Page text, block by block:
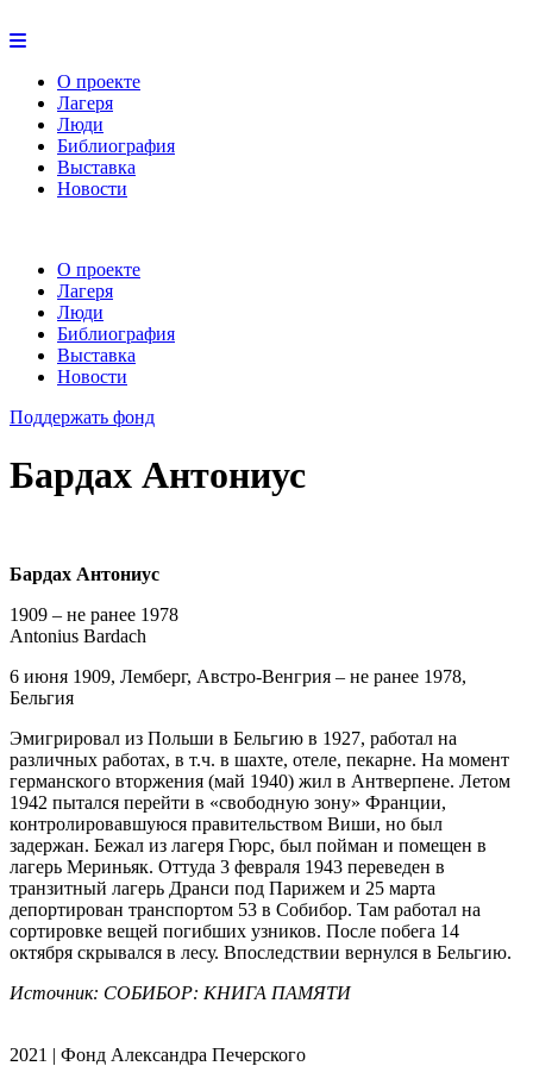
О проекте
Лагеря
Люди
Библиография
Выставка
Новости
О проекте
Лагеря
Люди
Библиография
Выставка
Новости
Поддержать фонд
Бардах Антониус
Бардах Антониус
1909 – не ранее 1978
Antonius Bardach
6 июня 1909, Лемберг, Австро-Венгрия – не ранее 1978,
Бельгия
Эмигрировал из Польши в Бельгию в 1927, работал на
различных работах, в т.ч. в шахте, отеле, пекарне. На момент
германского вторжения (май 1940) жил в Антверпене. Летом
1942 пытался перейти в «свободную зону» Франции,
контролировавшуюся правительством Виши, но был
задержан. Бежал из лагеря Гюрс, был пойман и помещен в
лагерь Мериньяк. Оттуда 3 февраля 1943 переведен в
транзитный лагерь Дранси под Парижем и 25 марта
депортирован транспортом 53 в Собибор. Там работал на
сортировке вещей погибших узников. После побега 14
октября скрывался в лесу. Впоследствии вернулся в Бельгию.
Источник: СОБИБОР: КНИГА ПАМЯТИ
2021 | Фонд Александра Печерского